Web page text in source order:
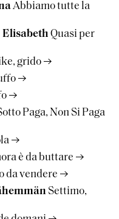
Abbiamo tutte la
Quasi per
grido
Paga, Non Si Paga
è da buttare
da vendere
Settimo,